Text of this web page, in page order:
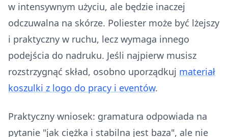
w intensywnym użyciu, ale będzie inaczej
odczuwalna na skórze. Poliester może być lżejszy
i praktyczny w ruchu, lecz wymaga innego
podejścia do nadruku. Jeśli najpierw musisz
rozstrzygnąć skład, osobno uporządkuj materiał
koszulki z logo do pracy i eventów.
Praktyczny wniosek: gramatura odpowiada na
pytanie "jak ciężka i stabilna jest baza", ale nie